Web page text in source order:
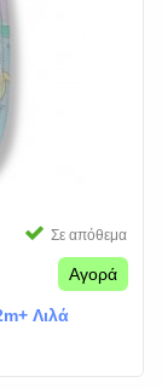
Σε απόθεμα
Αγορά
Λιλά